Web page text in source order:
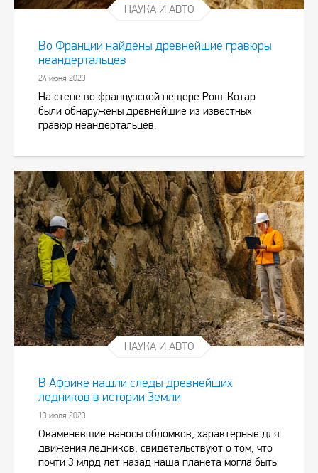
НАУКА И АВТО
Во Франции найдены древнейшие гравюры
неандертальцев
24 июня 2023
На стене во французской пещере Рош-Котар
были обнаружены древнейшие из известных
гравюр неандертальцев.
НАУКА И АВТО
В Африке нашли следы древнейших
ледников в истории Земли
13 июля 2023
Окаменевшие наносы обломков, характерные для
движения ледников, свидетельствуют о том, что
почти 3 млрд лет назад наша планета могла быть